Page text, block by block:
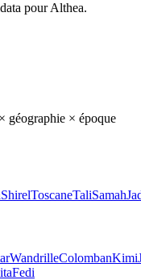
pourAlthea.
géographie × époque
ShirelToscaneTaliSamah
WandrilleColombanKimi
Fedi